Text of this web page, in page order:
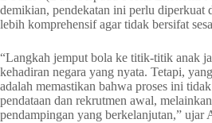
demikian, pendekatan ini perlu diperkuat
lebih komprehensif agar tidak bersifat
“Langkah jemput bola ke titik-titik anak
kehadiran negara yang nyata. Tetapi,
adalah memastikan bahwa proses ini
pendataan dan rekrutmen awal,
pendampingan yang berkelanjutan,” ujar